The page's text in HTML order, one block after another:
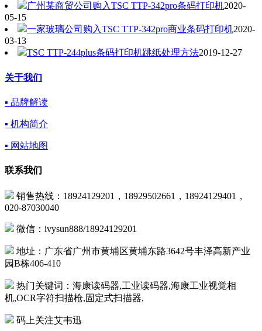
广州某商贸公司购入TSC TTP-342pro条码打印机2020-
05-15
一家玻璃公司购入TSC TTP-342pro商业条码打印机2020-
03-13
TSC TTP-244plus条码打印机跳纸处理方法2019-12-27
关于我们
▪ 品牌解读
▪ 机构简介
▪ 网站地图
联系我们
销售热线：18924129201，18929502661，18924129401，
020-87030040
微信：ivysun888/18924129201
地址：广东省广州市黄埔区黄埔东路3642号丰泽高新产业
园B栋406-410
热门关键词：海康读码器,工业读码器,海康工业视觉相
机,OCR字符扫描枪,固定式扫描器,
码上关注艾韦迅